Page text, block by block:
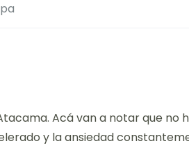
Acá van a notar que no
y la ansiedad